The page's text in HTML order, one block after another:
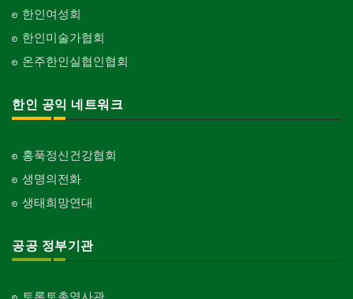
한인여성회
한인미술가협회
온주한인실협인협회
한인 공익 네트워크
홍푹정신건강협회
생명의전화
생태희망연대
공공 정부기관
토론토총영사관